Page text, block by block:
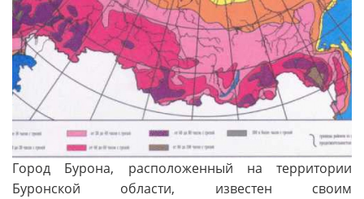
Город Бурона, расположенный на территории
Буронской области, известен своим